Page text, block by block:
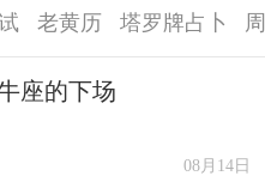
老黄历 塔罗牌占卜
座的下场
08月14日